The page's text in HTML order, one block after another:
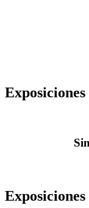
Exposiciones
Exposiciones